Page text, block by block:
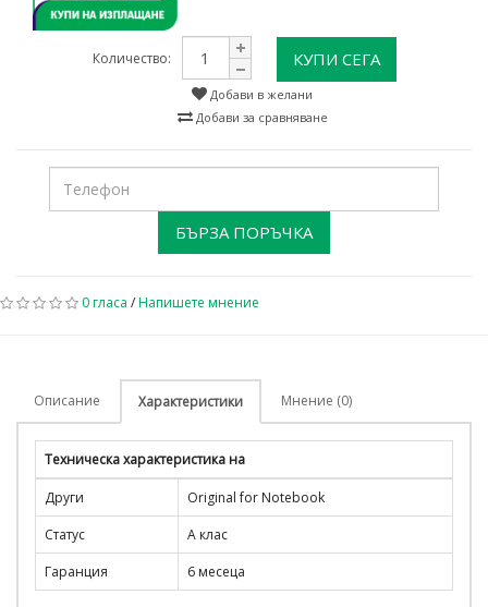
Количество: КУПИ СЕГА
Добави в желани
Добави за сравняване
БЪРЗА ПОРЪЧКА
0 гласа /Напишете мнение
Описание Характеристики Мнение (0)
Техническа характеристика на
Други
Original for Notebook
Статус
A клас
Гаранция
6 месеца